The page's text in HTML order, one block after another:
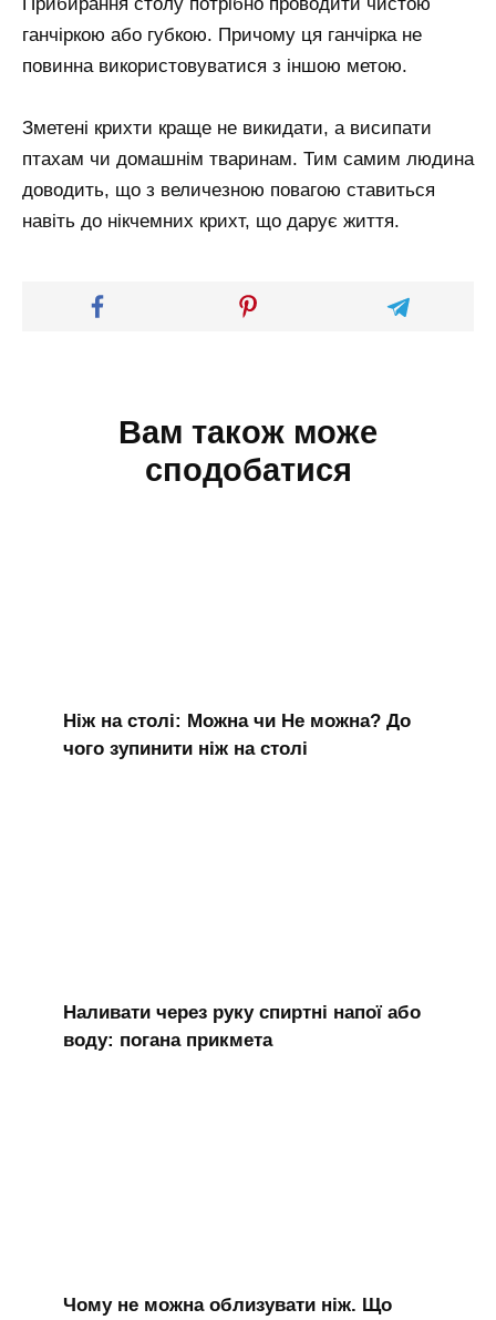
ганчіркою або губкою. Причому ця ганчірка не
повинна використовуватися з іншою метою.
Зметені крихти краще не викидати, а висипати
птахам чи домашнім тваринам. Тим самим людина
доводить, що з величезною повагою ставиться
навіть до нікчемних крихт, що дарує життя.
Вам також може
сподобатися
Ніж на столі: Можна чи Не можна? До
чого зупинити ніж на столі
Наливати через руку спиртні напої або
воду: погана прикмета
Чому не можна облизувати ніж. Що